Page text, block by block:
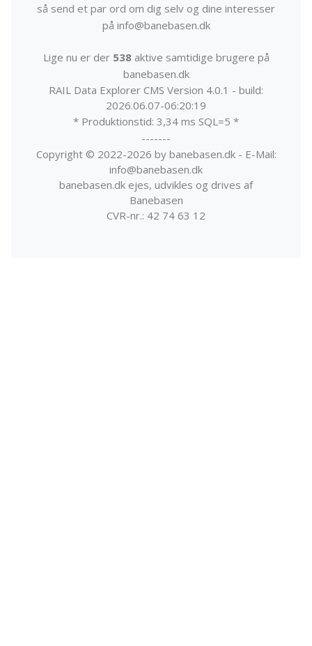
så send et par ord om dig selv og dine interesser
på info@banebasen.dk
Lige nu er der 538aktive samtidige brugere på
banebasen.dk
RAIL Data Explorer CMS Version 4.0.1 - build:
2026.06.07-06:20:19
* Produktionstid: 3,34 ms SQL=5 *
-------
Copyright © 2022-2026 by banebasen.dk - E-Mail:
info@banebasen.dk
banebasen.dk ejes, udvikles og drives af
Banebasen
CVR-nr.: 42 74 63 12